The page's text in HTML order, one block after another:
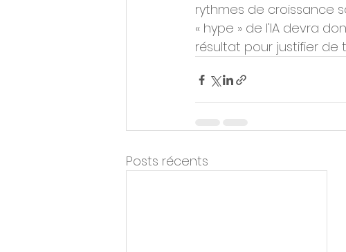
rythmes de croissance
« hype » de l'IA devra
résultat pour justifier de
Posts récents